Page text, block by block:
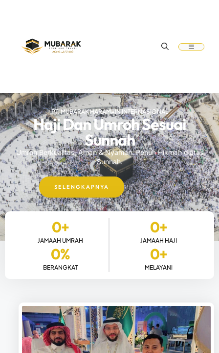
PT. MUBARAK HARAMAIN INTERNASIONAL
Haji Dan Umroh Sesuai
Sunnah
Umrah Berkualitas, Aman & Nyaman. Penuh Hikmah diatas
Sunnah.
SELENGKAPNYA
JAMAAH UMRAH
0+
JAMAAH HAJI
0+
BERANGKAT
0%
MELAYANI
0+